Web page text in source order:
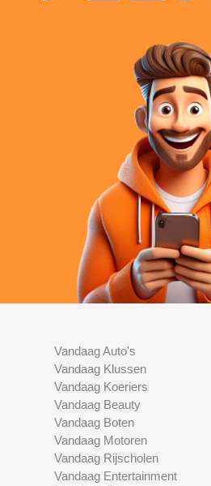
Vandaag Auto's
Vandaag Klussen
Vandaag Koeriers
Vandaag Beauty
Vandaag Boten
Vandaag Motoren
Vandaag Rijscholen
Vandaag Entertainment